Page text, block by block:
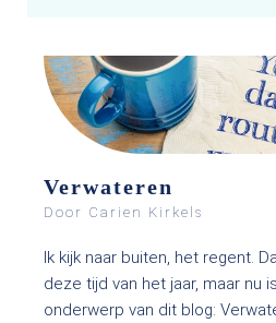
Verwateren
Door Carien Kirkels
Ik kijk naar buiten, het regent.
deze tijd van het jaar, maar nu
onderwerp van dit blog: